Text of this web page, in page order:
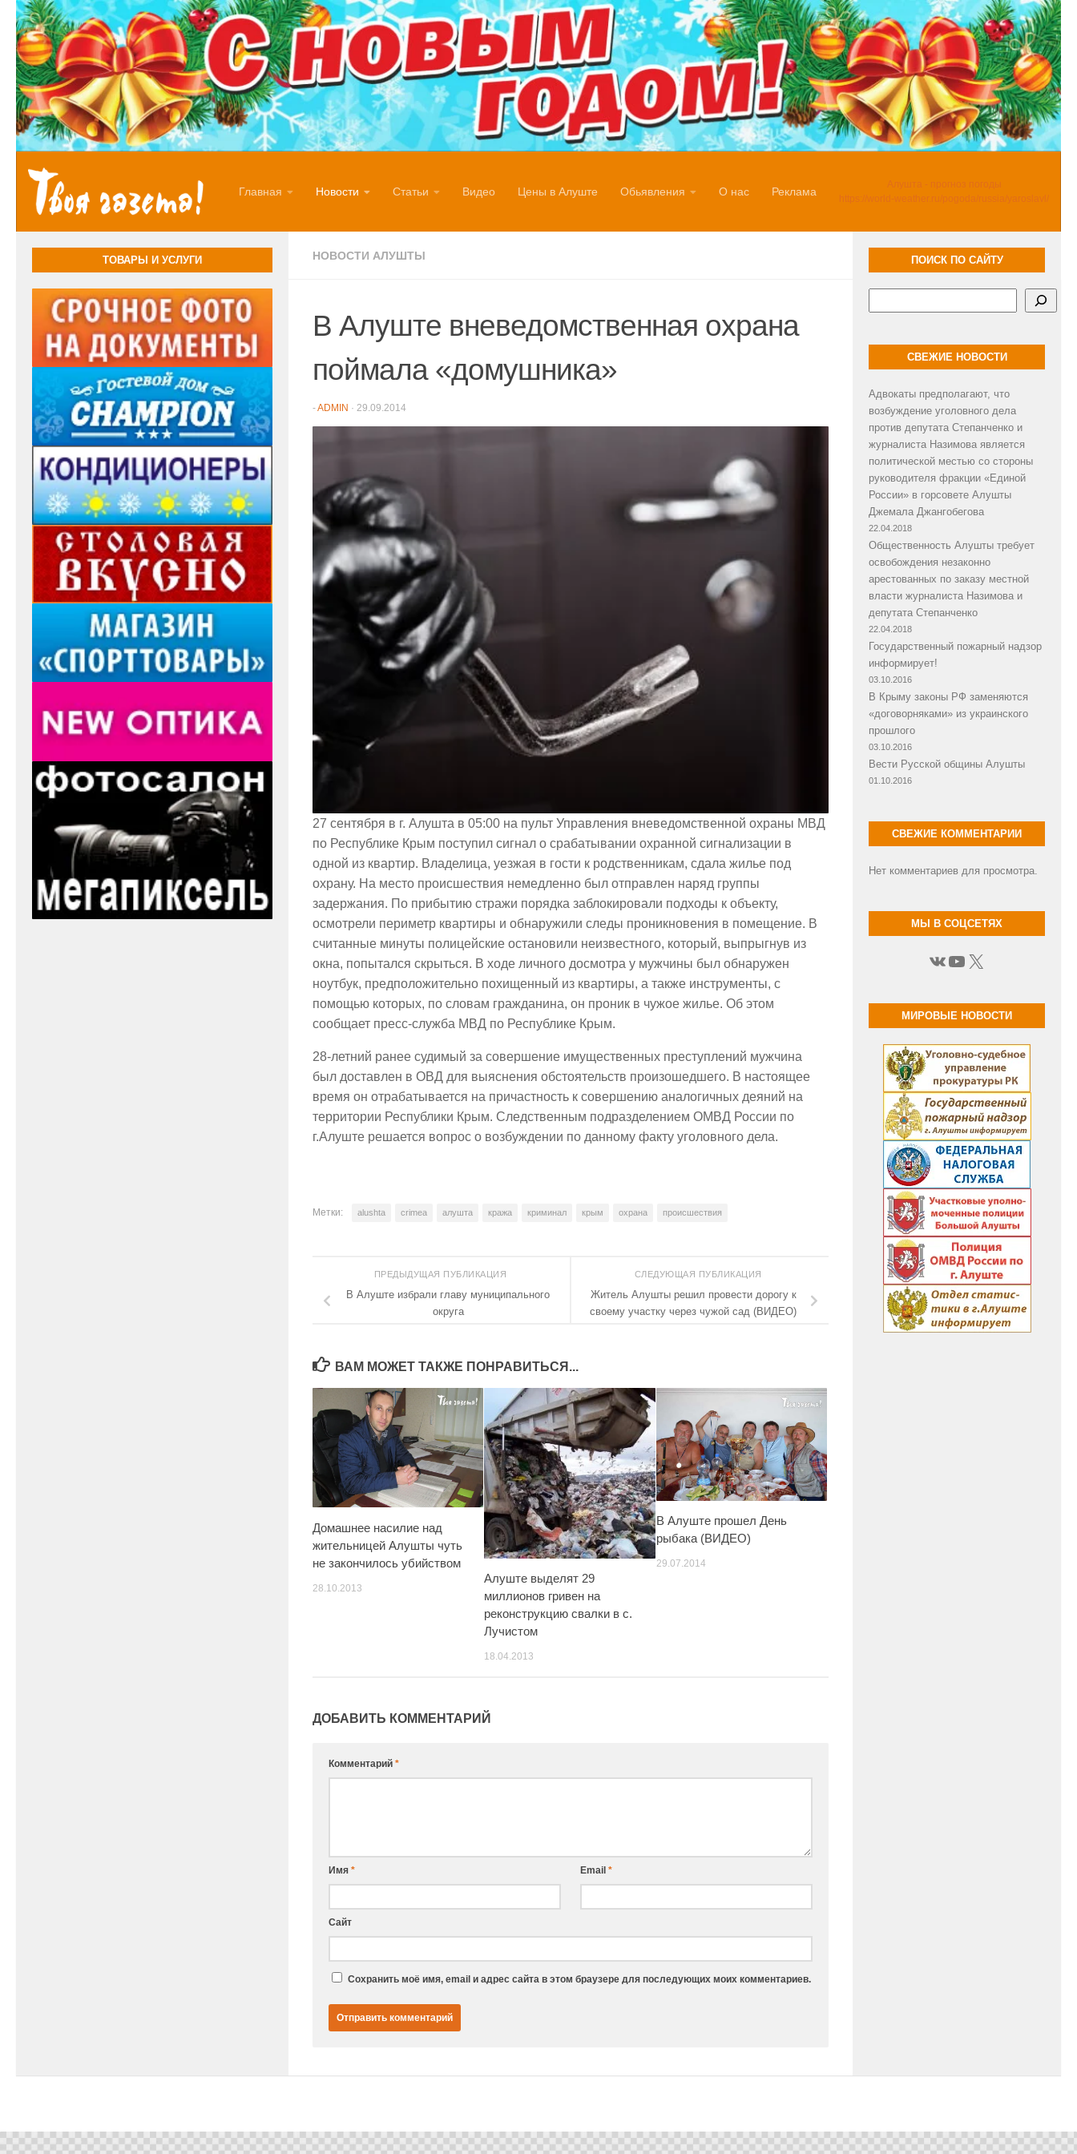
Перейти к содержимому
Главная Новости Статьи Видео Цены в Алуште Обьявления О нас Реклама
Алушта - прогноз погоды
https://world-weather.ru/pogoda/russia/yaroslavl/
НОВОСТИ АЛУШТЫ
В Алуште вневедомственная охрана
поймала «домушника»
-ADMIN · 29.09.2014
27 сентября в г. Алушта в 05:00 на пульт Управления вневедомственной охраны МВД
по Республике Крым поступил сигнал о срабатывании охранной сигнализации в
одной из квартир. Владелица, уезжая в гости к родственникам, сдала жилье под
охрану. На место происшествия немедленно был отправлен наряд группы
задержания. По прибытию стражи порядка заблокировали подходы к объекту,
осмотрели периметр квартиры и обнаружили следы проникновения в помещение. В
считанные минуты полицейские остановили неизвестного, который, выпрыгнув из
окна, попытался скрыться. В ходе личного досмотра у мужчины был обнаружен
ноутбук, предположительно похищенный из квартиры, а также инструменты, с
помощью которых, по словам гражданина, он проник в чужое жилье. Об этом
сообщает пресс-служба МВД по Республике Крым.
28-летний ранее судимый за совершение имущественных преступлений мужчина
был доставлен в ОВД для выяснения обстоятельств произошедшего. В настоящее
время он отрабатывается на причастность к совершению аналогичных деяний на
территории Республики Крым. Следственным подразделением ОМВД России по
г.Алуште решается вопрос о возбуждении по данному факту уголовного дела.
Метки: alushta crimea алушта кража криминал крым охрана происшествия
СЛЕДУЮЩАЯ ПУБЛИКАЦИЯ
Житель Алушты решил провести дорогу к
своему участку через чужой сад (ВИДЕО)
ПРЕДЫДУЩАЯ ПУБЛИКАЦИЯ
В Алуште избрали главу муниципального
округа
ВАМ МОЖЕТ ТАКЖЕ ПОНРАВИТЬСЯ...
Домашнее насилие над
жительницей Алушты чуть
не закончилось убийством
28.10.2013
Алуште выделят 29
миллионов гривен на
реконструкцию свалки в с.
Лучистом
18.04.2013
В Алуште прошел День
рыбака (ВИДЕО)
29.07.2014
ДОБАВИТЬ КОММЕНТАРИЙ
Комментарий *
Имя * Email*
Сайт
Сохранить моё имя, email и адрес сайта в этом браузере для последующих моих комментариев.
ТОВАРЫ И УСЛУГИ ПОИСК ПО САЙТУ
СВЕЖИЕ НОВОСТИ
Адвокаты предполагают, что
возбуждение уголовного дела
против депутата Степанченко и
журналиста Назимова является
политической местью со стороны
руководителя фракции «Единой
России» в горсовете Алушты
Джемала Джангобегова
22.04.2018
Общественность Алушты требует
освобождения незаконно
арестованных по заказу местной
власти журналиста Назимова и
депутата Степанченко
22.04.2018
Государственный пожарный надзор
информирует!
03.10.2016
В Крыму законы РФ заменяются
«договорняками» из украинского
прошлого
03.10.2016
Вести Русской общины Алушты
01.10.2016
СВЕЖИЕ КОММЕНТАРИИ
Нет комментариев для просмотра.
МЫ В СОЦСЕТЯХ
ВКонтакте
YouTube
X
МИРОВЫЕ НОВОСТИ